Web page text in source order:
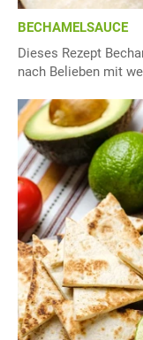
BECHAMELSAUCE
Dieses Rezept
nach Belieben mit